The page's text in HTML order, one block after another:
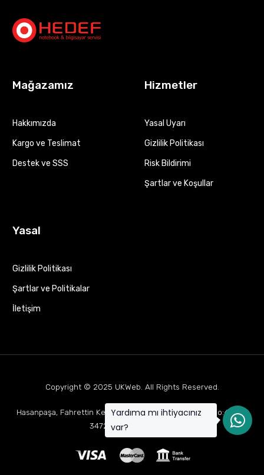
Mağazamız
Hakkımızda
Kargo ve Teslimat
Destek ve SSS
Hizmetler
Yasal Uyarı
Gizlilik Politikası
Risk Bildirimi
Şartlar ve Koşullar
Yasal
Gizlilik Politikası
Şartlar ve Politikalar
İletişim
Copyright © 2025 UKWeb . All Rights Reserved.
Hasanpaşa, Fahrettin Kerim Gökay Cd Mukaddes Apt No:63 D:1,
34722 Kadıköy/İstanbul
Yardıma mı ihtiyacınız
var?